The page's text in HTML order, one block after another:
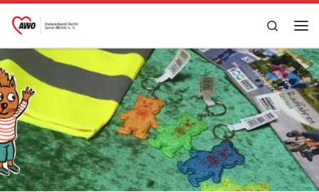
Zum Inhalt springen
Search